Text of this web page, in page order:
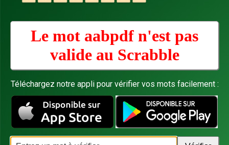
Le mot aabpdf n'est pas
valide au Scrabble
Téléchargez notre appli pour vérifier vos mots facilement :